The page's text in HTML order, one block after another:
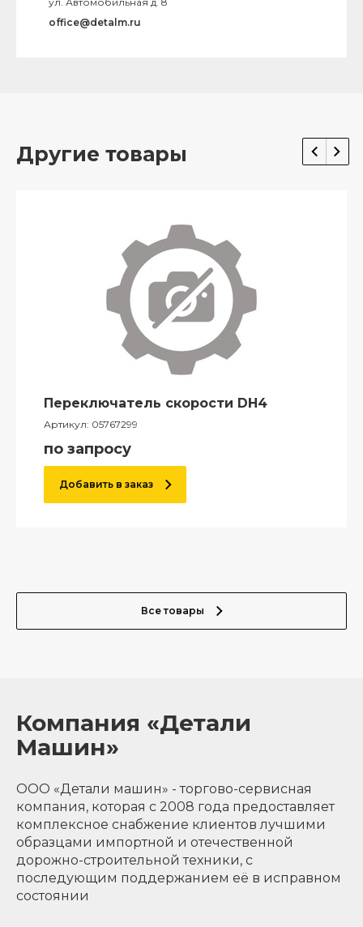
office@detalm.ru
Другие товары
Переключатель скорости DH4
Артикул: 05767299
по запросу
Добавить в заказ
Все товары
Компания «Детали
Машин»
ООО «Детали машин» - торгово-сервисная
компания, которая с 2008 года предоставляет
комплексное снабжение клиентов лучшими
образцами импортной и отечественной
дорожно-строительной техники, с
последующим поддержанием её в исправном
состоянии